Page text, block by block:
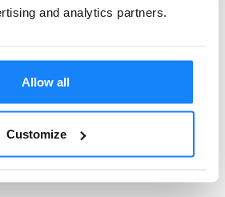
and analytics partners.
Allow all
Customize